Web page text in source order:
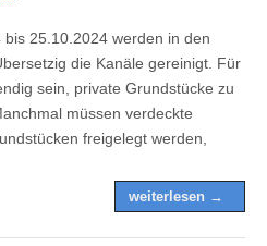
25.10.2024 werden in den
die Kanäle gereinigt. Für
sein, private Grundstücke zu
müssen verdeckte
freigelegt werden,
weiterlesen →